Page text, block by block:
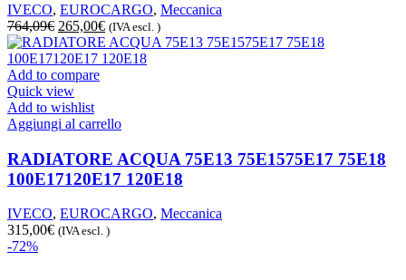
IVECO, EUROCARGO, Meccanica
764,09€ Il
prezzo
originale
era:
764,09€.
265,00€Il
prezzo
attuale
(IVA escl. )
Add to compare
Quick view
Add to wishlist
Aggiungi al carrello
RADIATORE ACQUA 75E13 75E1575E17 75E18
100E17120E17 120E18
IVECO, EUROCARGO, Meccanica
315,00€ (IVA escl. )
-72%